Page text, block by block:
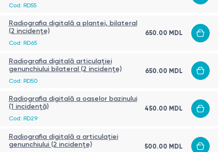
Cod: RD55
Radiografia digitală a plantei, bilateral
(2 incidențe)
Cod: RD65
650.00 MDL
Radiografia digitală articulației
genunchiului bilateral (2 incidențe)
Cod: RD50
650.00 MDL
Radiografia digitală a oaselor bazinului
(1 incidență)
Cod: RD29
450.00 MDL
Radiografia digitală a articulației
genunchiului (2 incidențe)
500.00 MDL